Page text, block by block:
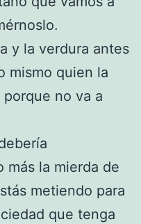
y la verdura antes
mismo quien la
no va a
más la mierda de
metiendo para
que tenga